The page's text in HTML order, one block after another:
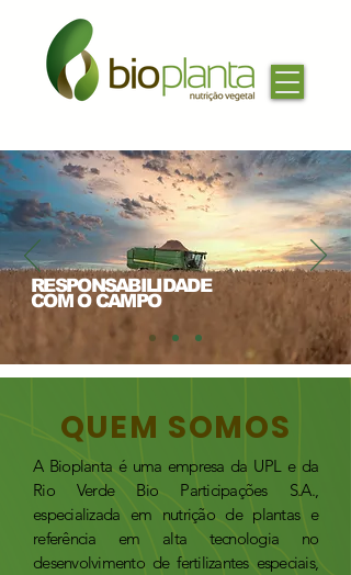
RESPONSABILIDADE
COM O CAMPO
QUEM SOMOS
A Bioplanta é uma empresa da UPL e da
Rio Verde Bio Participações S.A.,
especializada em nutrição de plantas e
referência em alta tecnologia no
desenvolvimento de fertilizantes especiais,